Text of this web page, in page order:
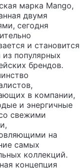
марка Mango,
двумя
сегодня
и становится
популярных
брендов.
в компании,
и энергичные
свежими
на
самых
коллекций.
концепция